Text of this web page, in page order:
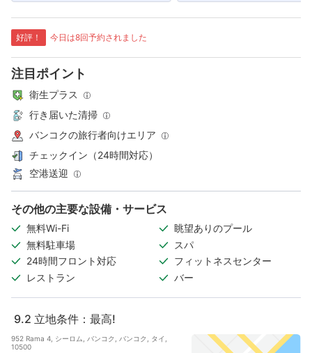
Plazaです。」
良かったです。」
好評！ 今日は8回予約されました
注目ポイント
衛生プラス
行き届いた清掃
バンコクの旅行者向けエリア
チェックイン（24時間対応）
空港送迎
その他の主要な設備・サービス
無料Wi-Fi
眺望ありのプール
無料駐車場
スパ
24時間フロント対応
フィットネスセンター
レストラン
バー
9.2 立地条件：最高!
952 Rama 4, シーロム, バンコク, バンコク, タイ,
10500